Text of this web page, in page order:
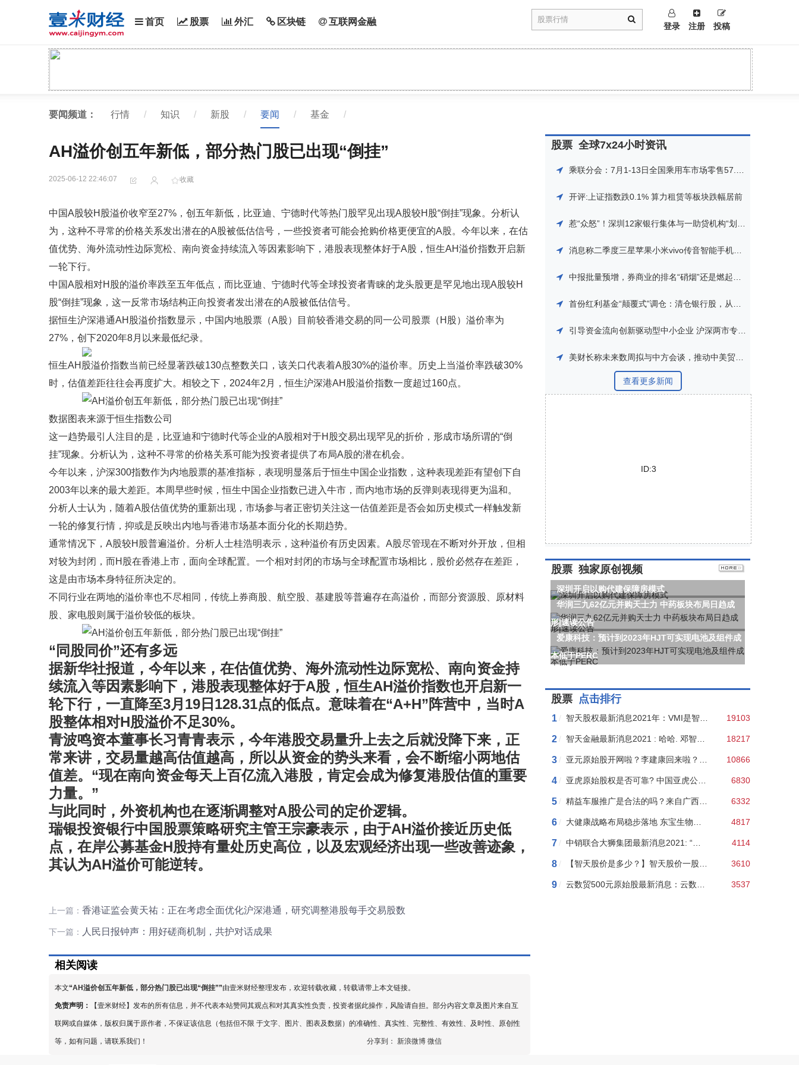
首页 股票 外汇 区块链 互联网金融 登录 注册 投稿
要闻频道： 行情 / 知识 / 新股 / 要闻 / 基金 /
AH溢价创五年新低，部分热门股已出现“倒挂”
2025-06-12 22:46:07 收藏
中国A股较H股溢价收窄至27%，创五年新低，比亚迪、宁德时代等热门股罕见出现A股较H股“倒挂”现象。分析认
为，这种不寻常的价格关系发出潜在的A股被低估信号，一些投资者可能会抢购价格更便宜的A股。今年以来，在估
值优势、海外流动性边际宽松、南向资金持续流入等因素影响下，港股表现整体好于A股，恒生AH溢价指数开启新
一轮下行。
中国A股相对H股的溢价率跌至五年低点，而比亚迪、宁德时代等全球投资者青睐的龙头股更是罕见地出现A股较H
股“倒挂”现象，这一反常市场结构正向投资者发出潜在的A股被低估信号。
据恒生沪深港通AH股溢价指数显示，中国内地股票（A股）目前较香港交易的同一公司股票（H股）溢价率为
27%，创下2020年8月以来最低纪录。
恒生AH股溢价指数当前已经显著跌破130点整数关口，该关口代表着A股30%的溢价率。历史上当溢价率跌破30%
时，估值差距往往会再度扩大。相较之下，2024年2月，恒生沪深港AH股溢价指数一度超过160点。
数据图表来源于恒生指数公司
这一趋势最引人注目的是，比亚迪和宁德时代等企业的A股相对于H股交易出现罕见的折价，形成市场所谓的“倒
挂”现象。分析认为，这种不寻常的价格关系可能为投资者提供了布局A股的潜在机会。
今年以来，沪深300指数作为内地股票的基准指标，表现明显落后于恒生中国企业指数，这种表现差距有望创下自
2003年以来的最大差距。本周早些时候，恒生中国企业指数已进入牛市，而内地市场的反弹则表现得更为温和。
分析人士认为，随着A股估值优势的重新出现，市场参与者正密切关注这一估值差距是否会如历史模式一样触发新
一轮的修复行情，抑或是反映出内地与香港市场基本面分化的长期趋势。
通常情况下，A股较H股普遍溢价。分析人士桂浩明表示，这种溢价有历史因素。A股尽管现在不断对外开放，但相
对较为封闭，而H股在香港上市，面向全球配置。一个相对封闭的市场与全球配置市场相比，股价必然存在差距，
这是由市场本身特征所决定的。
不同行业在两地的溢价率也不尽相同，传统上券商股、航空股、基建股等普遍存在高溢价，而部分资源股、原材料
股、家电股则属于溢价较低的板块。
“同股同价”还有多远
据新华社报道，今年以来，在估值优势、海外流动性边际宽松、南向资金持
续流入等因素影响下，港股表现整体好于A股，恒生AH溢价指数也开启新一
轮下行，一直降至3月19日128.31点的低点。意味着在“A+H”阵营中，当时A
股整体相对H股溢价不足30%。
青波鸣资本董事长习青青表示，今年港股交易量升上去之后就没降下来，正
常来讲，交易量越高估值越高，所以从资金的势头来看，会不断缩小两地估
值差。“现在南向资金每天上百亿流入港股，肯定会成为修复港股估值的重要
力量。”
与此同时，外资机构也在逐渐调整对A股公司的定价逻辑。
瑞银投资银行中国股票策略研究主管王宗豪表示，由于AH溢价接近历史低
点，在岸公募基金H股持有量处历史高位，以及宏观经济出现一些改善迹象，
其认为AH溢价可能逆转。
上一篇： 香港证监会黄天祐：正在考虑全面优化沪深港通，研究调整港股每手交易股数
下一篇： 人民日报钟声：用好磋商机制，共护对话成果
相关阅读
本文“AH溢价创五年新低，部分热门股已出现“倒挂””由壹米财经整理发布，欢迎转载收藏，转载请带上本文链接。
免责声明： 【壹米财经】发布的所有信息，并不代表本站赞同其观点和对其真实性负责，投资者据此操作，风险请自担。部分内容文章及图片来自互
联网或自媒体，版权归属于原作者，不保证该信息（包括但不限 于文字、图片、图表及数据）的准确性、真实性、完整性、有效性、及时性、原创性
等，如有问题，请联系我们！ 分享到： 新浪微博 微信
股票 全球7x24小时资讯
乘联分会：7月1-13日全国乘用车市场零售57.1万辆 同比增长7%
开评:上证指数跌0.1% 算力租赁等板块跌幅居前
惹“众怒”！深圳12家银行集体与一助贷机构“划清界限”，打击金融“黑灰产”在继续
消息称二季度三星苹果小米vivo传音智能手机市场份额与去年同期相当
中报批量预增，券商业的排名“硝烟”还是燃起来了
首份红利基金“颠覆式”调仓：清仓银行股，从传统红利转向市场化红利
引导资金流向创新驱动型中小企业 沪深两市专精特新系列指数即将发布
美财长称未来数周拟与中方会谈，推动中美贸易等议题磋商
查看更多新闻
ID:3
股票 独家原创视频
深圳开启以购代建保障房模式
华润三九62亿元并购天士力 中药板块布局日趋成
形|速读公告
爱康科技：预计到2023年HJT可实现电池及组件成
本低于PERC
股票 点击排行
1 / 19103
2 / 18217
3 / 10866
4 / 6830
5 / 6332
6 / 4817
7 / 4114
8 / 3610
9 / 3537